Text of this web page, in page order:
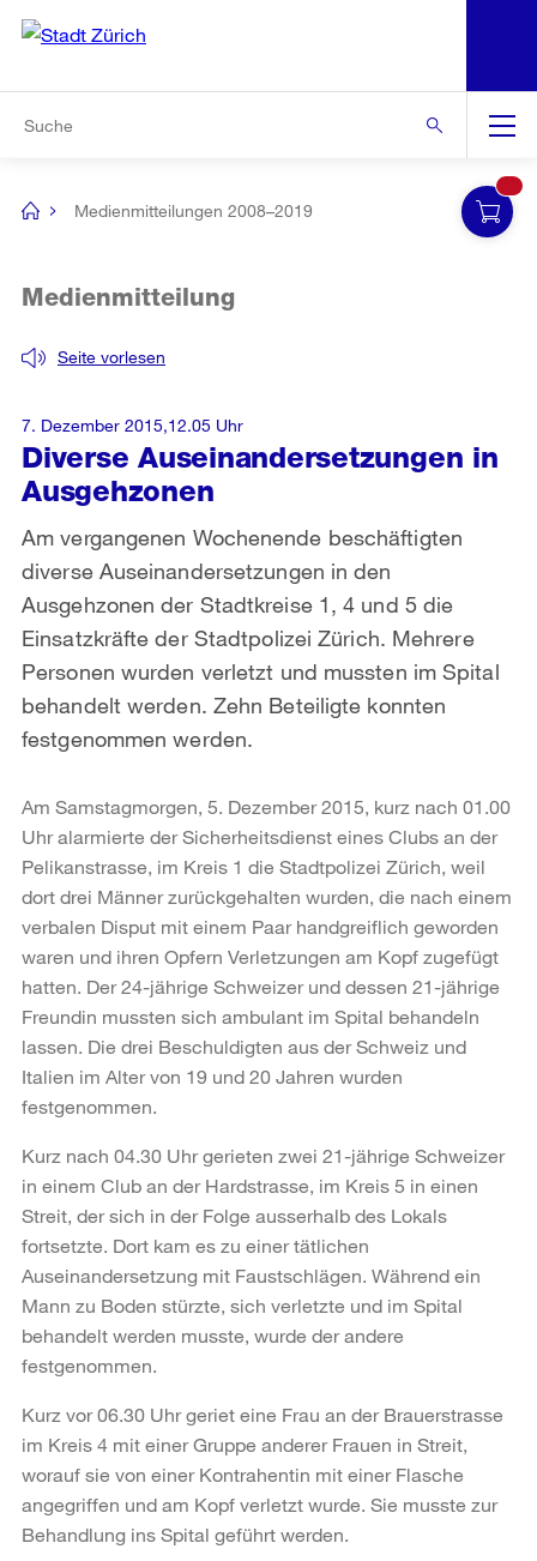
Navigation
[no
Medienmitteilungen 2008–2019
Diverse Auseinandersetzungen in
Ausgehzonen
Seite vorlesen
Medienmitteilung
Am vergangenen Wochenende beschäftigten
diverse Auseinandersetzungen in den
Ausgehzonen der Stadtkreise 1, 4 und 5 die
Einsatzkräfte der Stadtpolizei Zürich. Mehrere
Personen wurden verletzt und mussten im Spital
behandelt werden. Zehn Beteiligte konnten
festgenommen werden.
7. Dezember 2015,12.05 Uhr
Am Samstagmorgen, 5. Dezember 2015, kurz nach 01.00
Uhr alarmierte der Sicherheitsdienst eines Clubs an der
Pelikanstrasse, im Kreis 1 die Stadtpolizei Zürich, weil
dort drei Männer zurückgehalten wurden, die nach einem
verbalen Disput mit einem Paar handgreiflich geworden
waren und ihren Opfern Verletzungen am Kopf zugefügt
hatten. Der 24-jährige Schweizer und dessen 21-jährige
Freundin mussten sich ambulant im Spital behandeln
lassen. Die drei Beschuldigten aus der Schweiz und
Italien im Alter von 19 und 20 Jahren wurden
festgenommen.
Kurz nach 04.30 Uhr gerieten zwei 21-jährige Schweizer
in einem Club an der Hardstrasse, im Kreis 5 in einen
Streit, der sich in der Folge ausserhalb des Lokals
fortsetzte. Dort kam es zu einer tätlichen
Auseinandersetzung mit Faustschlägen. Während ein
Mann zu Boden stürzte, sich verletzte und im Spital
behandelt werden musste, wurde der andere
festgenommen.
Kurz vor 06.30 Uhr geriet eine Frau an der Brauerstrasse
im Kreis 4 mit einer Gruppe anderer Frauen in Streit,
worauf sie von einer Kontrahentin mit einer Flasche
angegriffen und am Kopf verletzt wurde. Sie musste zur
Behandlung ins Spital geführt werden.